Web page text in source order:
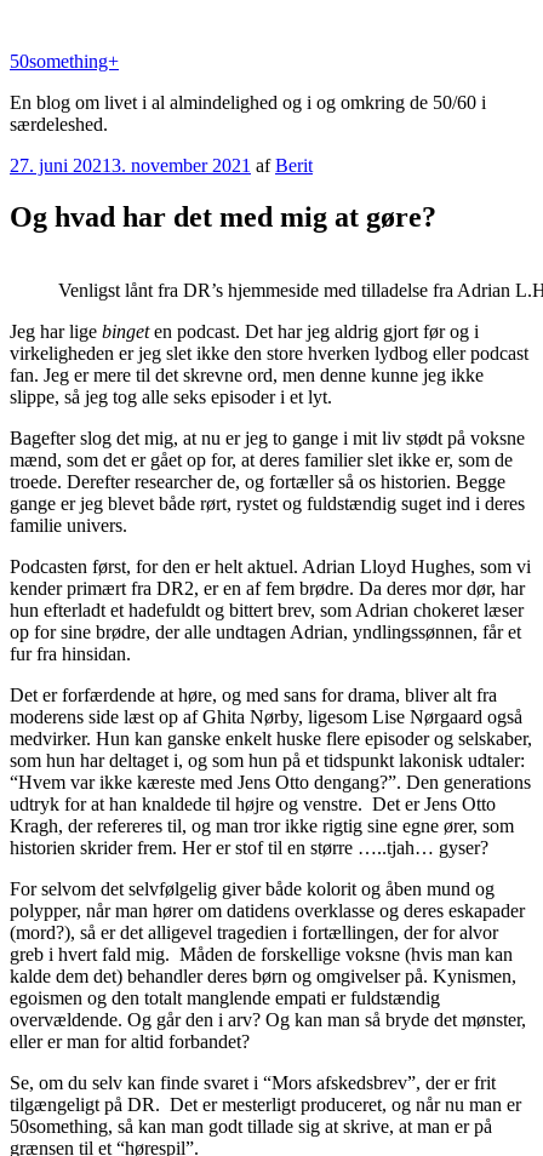
indhold
50something+
En blog om livet i al almindelighed og i og omkring de 50/60 i
særdeleshed.
Udgivet
27. juni 20213. november 2021 afBerit
Og hvad har det med mig at gøre?
Venligst lånt fra DR’s hjemmeside med tilladelse fra Adrian
Jeg har lige bingeten podcast. Det har jeg aldrig gjort før og i
virkeligheden er jeg slet ikke den store hverken lydbog eller podcast
fan. Jeg er mere til det skrevne ord, men denne kunne jeg ikke
slippe, så jeg tog alle seks episoder i et lyt.
Bagefter slog det mig, at nu er jeg to gange i mit liv stødt på voksne
mænd, som det er gået op for, at deres familier slet ikke er, som de
troede. Derefter researcher de, og fortæller så os historien. Begge
gange er jeg blevet både rørt, rystet og fuldstændig suget ind i deres
familie univers.
Podcasten først, for den er helt aktuel. Adrian Lloyd Hughes, som vi
kender primært fra DR2, er en af fem brødre. Da deres mor dør, har
hun efterladt et hadefuldt og bittert brev, som Adrian chokeret læser
op for sine brødre, der alle undtagen Adrian, yndlingssønnen, får et
fur fra hinsidan.
Det er forfærdende at høre, og med sans for drama, bliver alt fra
moderens side læst op af Ghita Nørby, ligesom Lise Nørgaard også
medvirker. Hun kan ganske enkelt huske flere episoder og selskaber,
som hun har deltaget i, og som hun på et tidspunkt lakonisk udtaler:
“Hvem var ikke kæreste med Jens Otto dengang?”. Den generations
udtryk for at han knaldede til højre og venstre. Det er Jens Otto
Kragh, der refereres til, og man tror ikke rigtig sine egne ører, som
historien skrider frem. Her er stof til en større …..tjah… gyser?
For selvom det selvfølgelig giver både kolorit og åben mund og
polypper, når man hører om datidens overklasse og deres eskapader
(mord?), så er det alligevel tragedien i fortællingen, der for alvor
greb i hvert fald mig. Måden de forskellige voksne (hvis man kan
kalde dem det) behandler deres børn og omgivelser på. Kynismen,
egoismen og den totalt manglende empati er fuldstændig
overvældende. Og går den i arv? Og kan man så bryde det mønster,
eller er man for altid forbandet?
Se, om du selv kan finde svaret i “Mors afskedsbrev”, der er frit
tilgængeligt på DR. Det er mesterligt produceret, og når nu man er
50something, så kan man godt tillade sig at skrive, at man er på
grænsen til et “hørespil”.